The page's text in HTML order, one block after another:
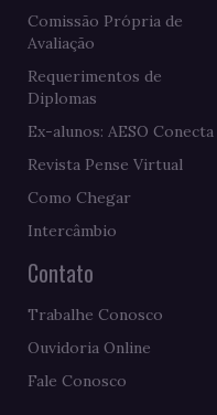
Comissão Própria de
Avaliação
Requerimentos de
Diplomas
Ex-alunos: AESO Conecta
Revista Pense Virtual
Como Chegar
Intercâmbio
Contato
Trabalhe Conosco
Ouvidoria Online
Fale Conosco